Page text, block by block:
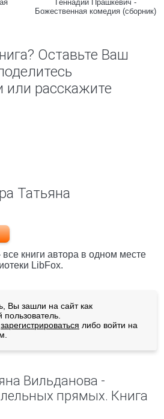
Геннадий Прашкевич -
Божественная комедия (сборник)
Оставьте Ваш
или расскажите
Татьяна
книги автора в одном месте
LibFox.
Вы зашли на сайт как
зарегистрироваться либо войти на
Вильданова -
прямых. Книга